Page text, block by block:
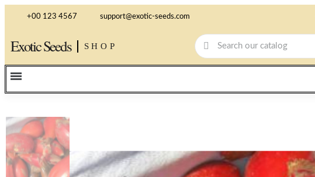
+00 123 4567 support@exotic-seeds.com
Exotic Seeds SHOP